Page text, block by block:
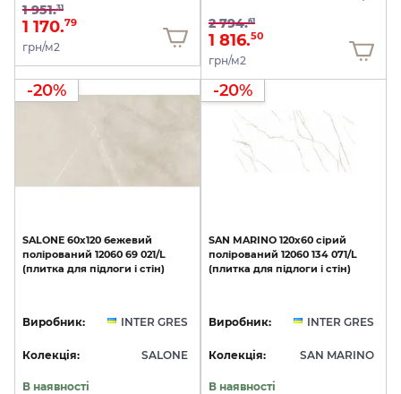
1 951.31
1 170.79
грн/м2
2 794.61
1 816.50
грн/м2
-20%
SALONE 60x120 бежевий
полірований 12060 69 021/L
(плитка для підлоги і стін)
Виробник: INTER GRES
Колекція: SALONE
В наявності
-20%
SAN MARINO 120х60 сірий
полірований 12060 134 071/L
(плитка для підлоги і стін)
Виробник: INTER GRES
Колекція: SAN MARINO
В наявності